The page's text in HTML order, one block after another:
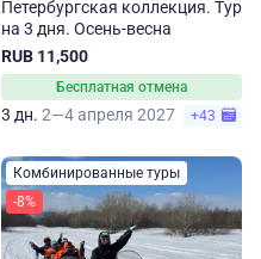
Петербургская коллекция. Тур
на 3 дня. Осень-весна
RUB 11,500
Бесплатная отмена
3 дн. 2—4 апреля 2027 +43
Комбинированные туры
-8%